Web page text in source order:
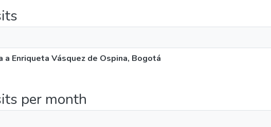
a Enriqueta Vásquez de Ospina, Bogotá
per month